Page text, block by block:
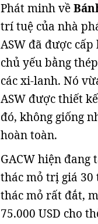
Phát minh về
trí tuệ của nhà
ASW đã được
chủ yếu bằng
các xi-lanh. Nó
ASW được thiết
đó, không giống
hoàn toàn.
GACW hiện
thác mỏ trị giá 30
thác mỏ rất đắt,
75.000 USD cho